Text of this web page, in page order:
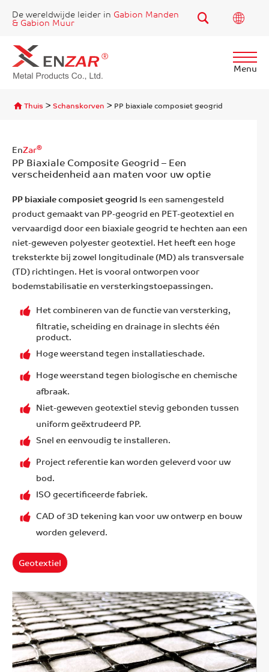
De wereldwijde leider in Gabion Manden
& Gabion Muur
Menu
Thuis >Schanskorven > PP biaxiale composiet geogrid
EnZar®
PP Biaxiale Composite Geogrid – Een
verscheidenheid aan maten voor uw optie
PP biaxiale composiet geogrid Is een samengesteld
product gemaakt van PP-geogrid en PET-geotextiel en
vervaardigd door een biaxiale geogrid te hechten aan een
niet-geweven polyester geotextiel. Het heeft een hoge
treksterkte bij zowel longitudinale (MD) als transversale
(TD) richtingen. Het is vooral ontworpen voor
bodemstabilisatie en versterkingstoepassingen.
Het combineren van de functie van versterking,
filtratie, scheiding en drainage in slechts één
product.
Hoge weerstand tegen installatieschade.
Hoge weerstand tegen biologische en chemische
afbraak.
Niet-geweven geotextiel stevig gebonden tussen
uniform geëxtrudeerd PP.
Snel en eenvoudig te installeren.
Project referentie kan worden geleverd voor uw
bod.
ISO gecertificeerde fabriek.
CAD of 3D tekening kan voor uw ontwerp en bouw
worden geleverd.
Geotextiel